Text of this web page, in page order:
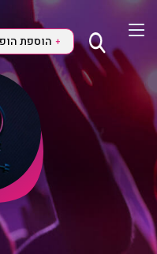
+ הוספת